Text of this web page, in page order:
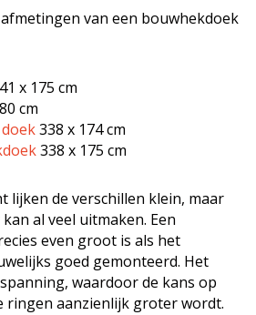
van een bouwhekdoek
x 175 cm
cm
338 x 174 cm
338 x 175 cm
lijken de verschillen klein, maar
al veel uitmaken. Een
even groot is als het
goed gemonteerd. Het
waardoor de kans op
ringen aanzienlijk groter wordt.